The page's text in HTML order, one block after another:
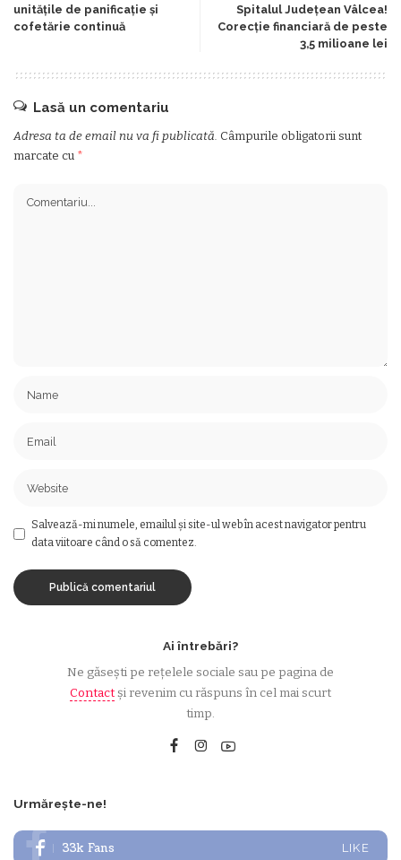
unităţile de panificaţie şi
cofetărie continuă
Spitalul Județean Vâlcea!
Corecție financiară de peste
3,5 milioane lei
Lasă un comentariu
Adresa ta de email nu va fi publicată. Câmpurile obligatorii sunt
marcate cu *
Salvează-mi numele, emailul și site-ul web în acest navigator pentru
data viitoare când o să comentez.
Ai întrebări?
Ne găsești pe rețelele sociale sau pe pagina de
Contactși revenim cu răspuns în cel mai scurt
timp.
Urmărește-ne!
33k Fans LIKE